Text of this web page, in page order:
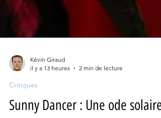
Kévin Giraud
Critiques